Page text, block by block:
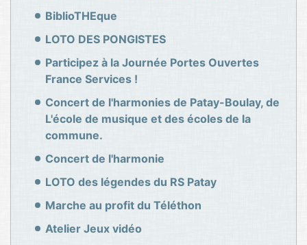
BiblioTHEque
LOTO DES PONGISTES
Participez à la Journée Portes Ouvertes
France Services !
Concert de l'harmonies de Patay-Boulay, de
L'école de musique et des écoles de la
commune.
Concert de l'harmonie
LOTO des légendes du RS Patay
Marche au profit du Téléthon
Atelier Jeux vidéo